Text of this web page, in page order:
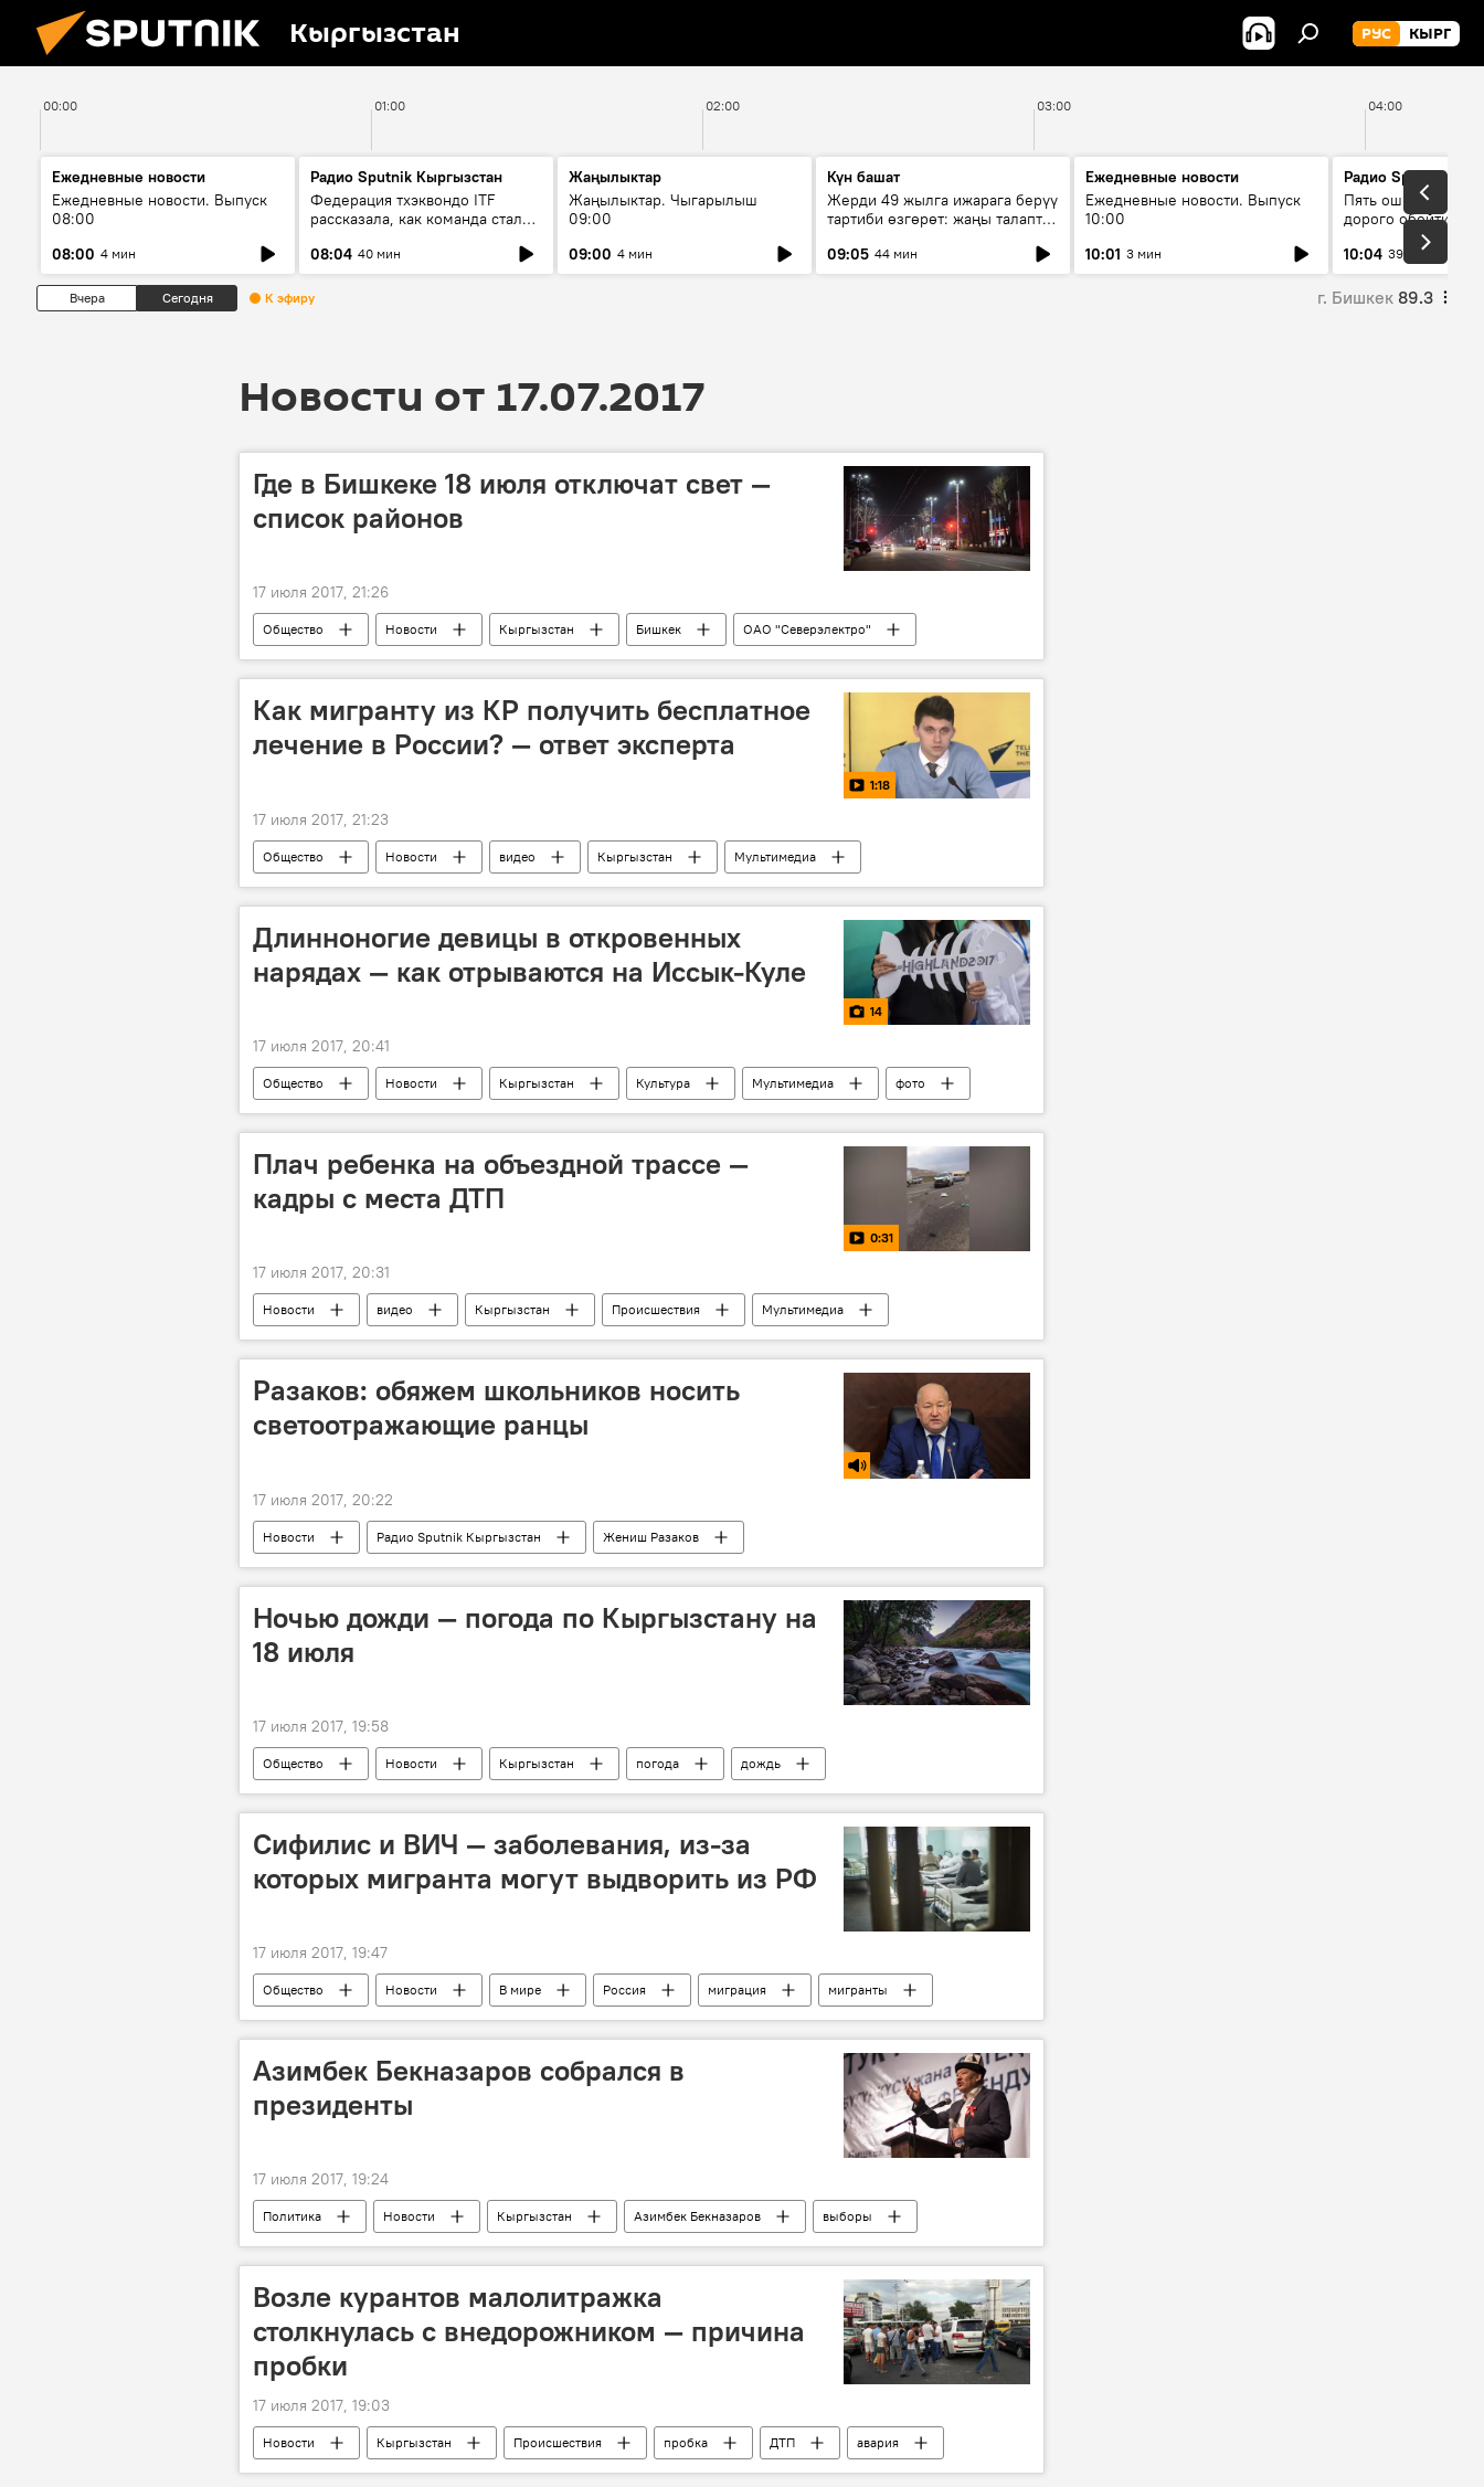
Кыргызстан РУС КЫРГ
00:00 01:00 02:00 03:00 04:00
Ежедневные новости
Ежедневные новости. Выпуск
08:00
08:00 4 мин
Радио Sputnik Кыргызстан
Федерация тхэквондо ITF
рассказала, как команда стала
08:04 40 мин
Жаңылыктар
Жаңылыктар. Чыгарылыш
09:00
09:00 4 мин
Күн башат
Жерди 49 жылга ижарага берүү
тартиби өзгөрөт: жаңы талаптар
09:05 44 мин
Ежедневные новости
Ежедневные новости. Выпуск
10:00
10:01 3 мин
Радио Sputnik
Пять ошибок
дорого обойтись
10:04 39 мин
Вчера Сегодня К эфиру г. Бишкек 89.3
Новости от 17.07.2017
Где в Бишкеке 18 июля отключат свет —
список районов
17 июля 2017, 21:26
Общество Новости Кыргызстан Бишкек
ОАО "Северэлектро"
электричество
отключение
Как мигранту из КР получить бесплатное
лечение в России? — ответ эксперта
1:18
17 июля 2017, 21:23
Общество Новости видео Кыргызстан
Мультимедиа
мигранты
помощь медицина страховка Россия
Длинноногие девицы в откровенных
нарядах — как отрываются на Иссык-Куле
14
17 июля 2017, 20:41
Общество Новости Кыргызстан Культура Мультимедиа
фото
Иссык-Куль
музыка
Плач ребенка на объездной трассе —
кадры с места ДТП
0:31
17 июля 2017, 20:31
Новости видео Кыргызстан Происшествия
Мультимедиа
ДТП
автомобиль ДТП в Кыргызстане с начала 2017 года
Разаков: обяжем школьников носить
светоотражающие ранцы
17 июля 2017, 20:22
Новости Радио Sputnik Кыргызстан Жениш Разаков
Ночью дожди — погода по Кыргызстану на
18 июля
17 июля 2017, 19:58
Общество Новости Кыргызстан погода дождь
Сифилис и ВИЧ — заболевания, из-за
которых мигранта могут выдворить из РФ
17 июля 2017, 19:47
Общество Новости В мире Россия миграция
мигранты
болезнь
депортация выдворение
Азимбек Бекназаров собрался в
президенты
17 июля 2017, 19:24
Политика Новости Кыргызстан Азимбек Бекназаров
выборы
президент
кандидат заявление Выборы президента Кыргызстана
Возле курантов малолитражка
столкнулась с внедорожником — причина
пробки
17 июля 2017, 19:03
Новости Кыргызстан Происшествия пробка ДТП
авария
ДТП в Кыргызстане с начала 2017 года